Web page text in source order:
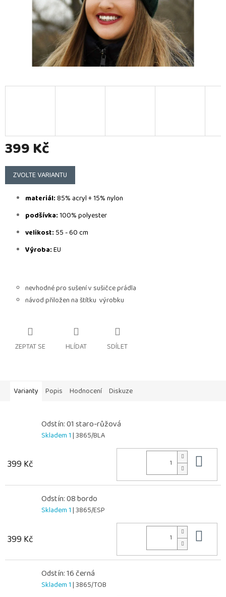
399 Kč
Měrná
cena:
ZVOLTE VARIANTU
materiál:85% acryl + 15% nylon
podšívka:100% polyester
velikost: 55 - 60 cm
Výroba:EU
nevhodné pro sušení v sušičce prádla
návod přiložen na štítku výrobku
ZEPTAT SE HLÍDAT SDÍLET
Varianty Popis Hodnocení Diskuze
Odstín: 01 staro-růžová
Skladem 1| 3865/BLA
399 Kč
Odstín: 08 bordo
Skladem 1| 3865/ESP
399 Kč
Odstín: 16 černá
Skladem 1| 3865/TOB